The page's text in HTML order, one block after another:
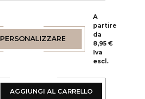
PERSONALIZZARE
A
partire
da
8,95 €
Iva
escl.
AGGIUNGI AL CARRELLO